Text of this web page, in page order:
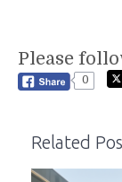
Please
0
Related